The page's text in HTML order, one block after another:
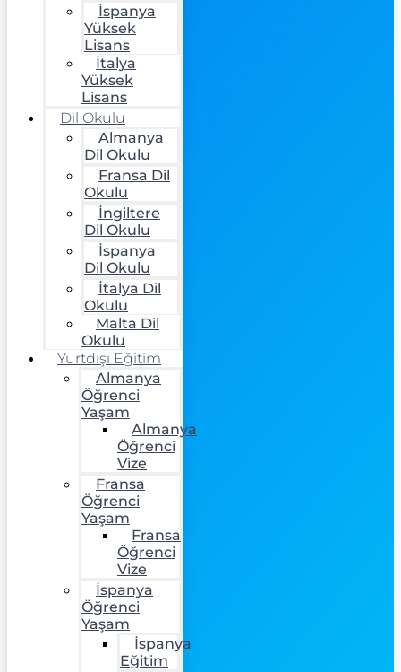
İspanya
Yüksek
Lisans
İtalya
Yüksek
Lisans
Dil Okulu
Almanya
Dil Okulu
Fransa Dil
Okulu
İngiltere
Dil Okulu
İspanya
Dil Okulu
İtalya Dil
Okulu
Malta Dil
Okulu
Yurtdışı Eğitim
Almanya
Öğrenci
Yaşam
Almanya
Öğrenci
Vize
Fransa
Öğrenci
Yaşam
Fransa
Öğrenci
Vize
İspanya
Öğrenci
Yaşam
İspanya
Eğitim